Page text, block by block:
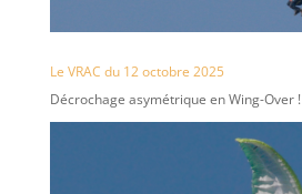
Le VRAC du 12 octobre 2025
Décrochage asymétrique en Wing-Over !